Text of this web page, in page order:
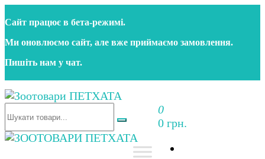
до
контенту
Сайт працює в бета‑режимі.
Ми оновлюємо сайт, але вже приймаємо замовлення.
Пишіть нам у чат.
Зоотовари ПЕТХАТА
Зоомагазин для собак та котів | Корм, іграшки,
аксесуари та догляд за тваринами. Доставка по
0
0 грн.